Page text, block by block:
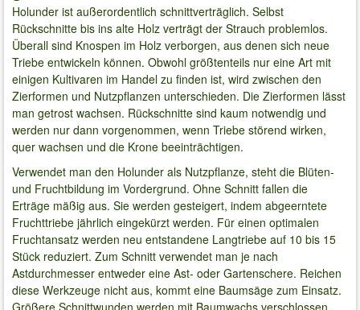
Holunder ist außerordentlich schnittverträglich. Selbst
Rückschnitte bis ins alte Holz verträgt der Strauch problemlos.
Überall sind Knospen im Holz verborgen, aus denen sich neue
Triebe entwickeln können. Obwohl größtenteils nur eine Art mit
einigen Kultivaren im Handel zu finden ist, wird zwischen den
Zierformen und Nutzpflanzen unterschieden. Die Zierformen lässt
man getrost wachsen. Rückschnitte sind kaum notwendig und
werden nur dann vorgenommen, wenn Triebe störend wirken,
quer wachsen und die Krone beeinträchtigen.
Verwendet man den Holunder als Nutzpflanze, steht die Blüten-
und Fruchtbildung im Vordergrund. Ohne Schnitt fallen die
Erträge mäßig aus. Sie werden gesteigert, indem abgeerntete
Fruchttriebe jährlich eingekürzt werden. Für einen optimalen
Fruchtansatz werden neu entstandene Langtriebe auf 10 bis 15
Stück reduziert. Zum Schnitt verwendet man je nach
Astdurchmesser entweder eine Ast- oder Gartenschere. Reichen
diese Werkzeuge nicht aus, kommt eine Baumsäge zum Einsatz.